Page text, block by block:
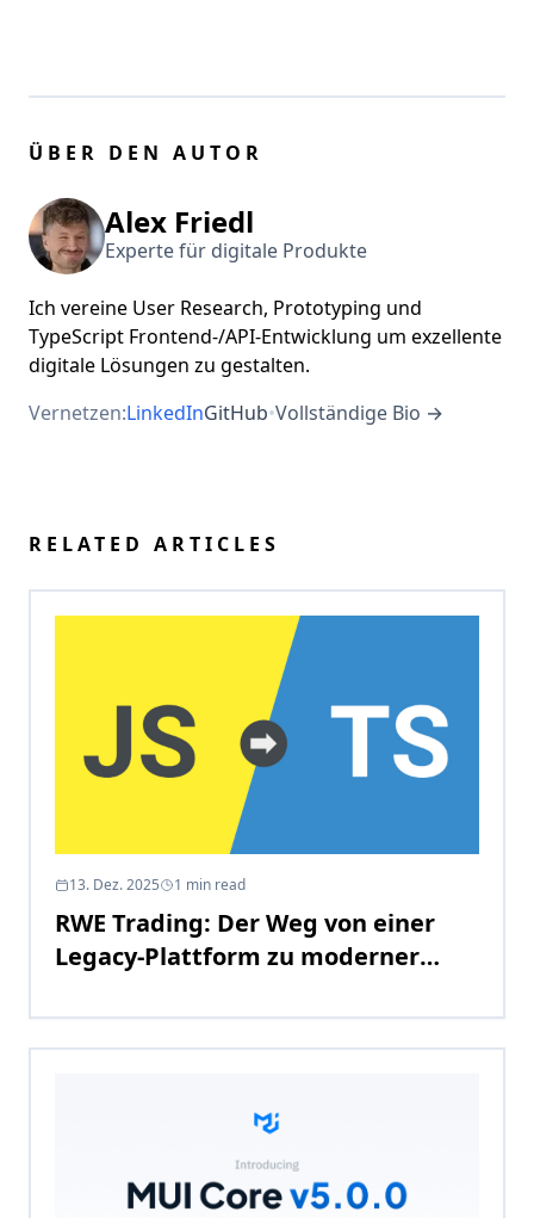
ÜBER DEN AUTOR
Alex Friedl
Experte für digitale Produkte
Ich vereine User Research, Prototyping und
TypeScript Frontend-/API-Entwicklung um exzellente
digitale Lösungen zu gestalten.
Vernetzen:LinkedInGitHub•Vollständige Bio →
RELATED ARTICLES
13. Dez. 2025 1 min read
RWE Trading: Der Weg von einer
Legacy-Plattform zu moderner